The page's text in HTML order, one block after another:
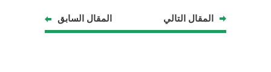
المقال السابق المقال التالي